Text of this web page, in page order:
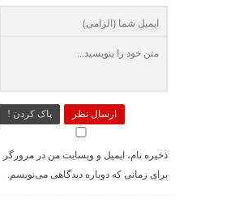
ارسال نظر پاک کردن !
ذخیره نام، ایمیل و وبسایت من در مرورگر
برای زمانی که دوباره دیدگاهی می‌نویسم.